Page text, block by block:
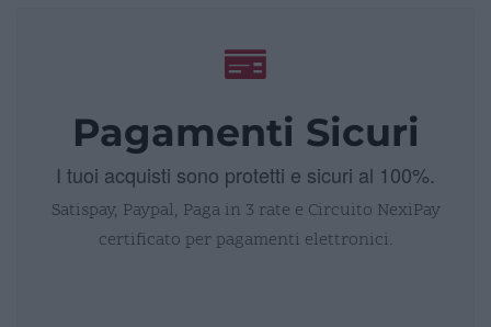
Pagamenti Sicuri
I tuoi acquisti sono protetti e sicuri al 100%.
Satispay, Paypal, Paga in 3 rate e Circuito NexiPay
certificato per pagamenti elettronici.